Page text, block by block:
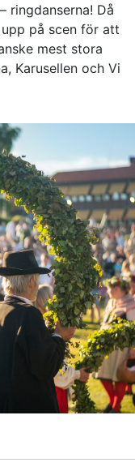
ringdanserna! Då
på scen för att
mest stora
Karusellen och Vi